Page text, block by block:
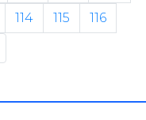
114 115
116